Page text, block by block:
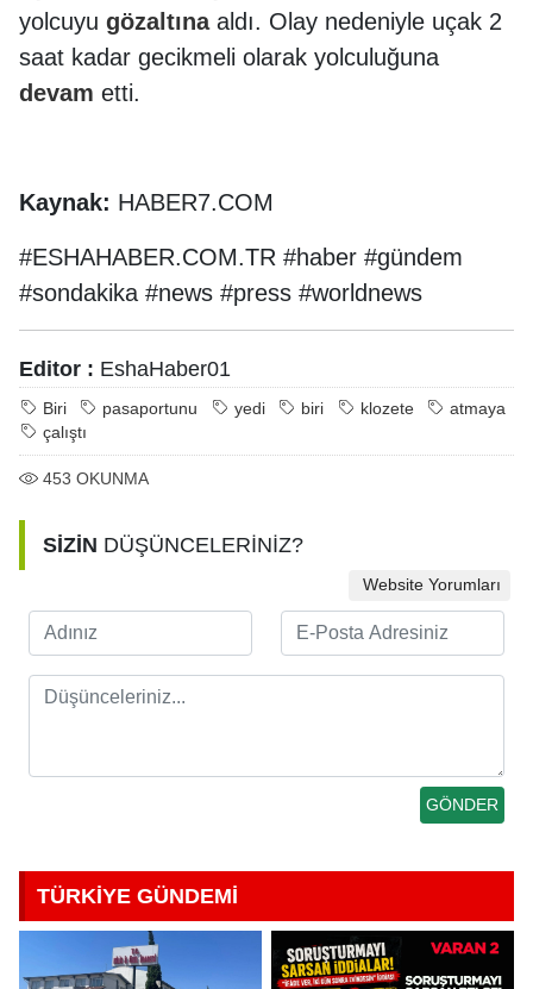
yolcuyu gözaltınaaldı. Olay nedeniyle uçak 2
saat kadar gecikmeli olarak yolculuğuna
devam etti.
Kaynak: HABER7.COM
#ESHAHABER.COM.TR #haber #gündem
#sondakika #news #press #worldnews
Editor : EshaHaber01
Biri pasaportunu yedi biri klozete
atmaya
çalıştı
453 OKUNMA
SİZİN DÜŞÜNCELERİNİZ?
Website Yorumları
TÜRKİYE GÜNDEMİ